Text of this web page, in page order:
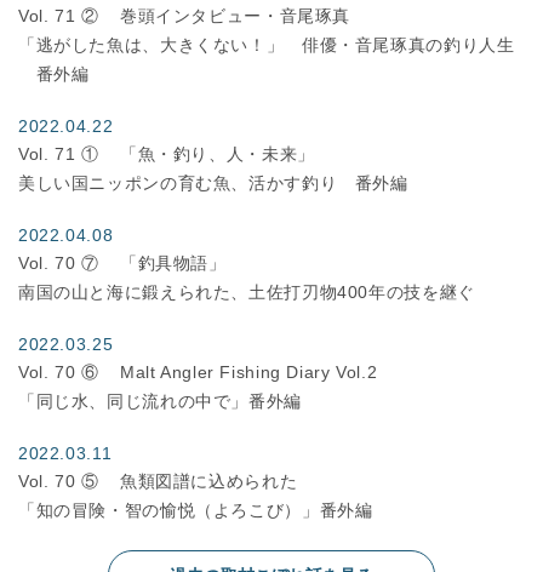
Vol. 71 ②
巻頭インタビュー・音尾琢真
「逃がした魚は、大きくない！」 俳優・音尾琢真の釣り人生
番外編
2022.04.22
Vol. 71 ①
「魚・釣り、人・未来」
美しい国ニッポンの育む魚、活かす釣り 番外編
2022.04.08
Vol. 70 ⑦
「釣具物語」
南国の山と海に鍛えられた、土佐打刃物400年の技を継ぐ
2022.03.25
Vol. 70 ⑥
Malt Angler Fishing Diary Vol.2
「同じ水、同じ流れの中で」番外編
2022.03.11
Vol. 70 ⑤
魚類図譜に込められた
「知の冒険・智の愉悦（よろこび）」番外編
2022.02.25